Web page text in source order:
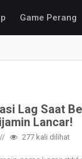
Game Perang
Lag Saat
Lancar!
277 kali dilihat